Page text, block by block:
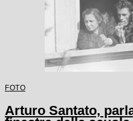
FOTO
Arturo Santato,